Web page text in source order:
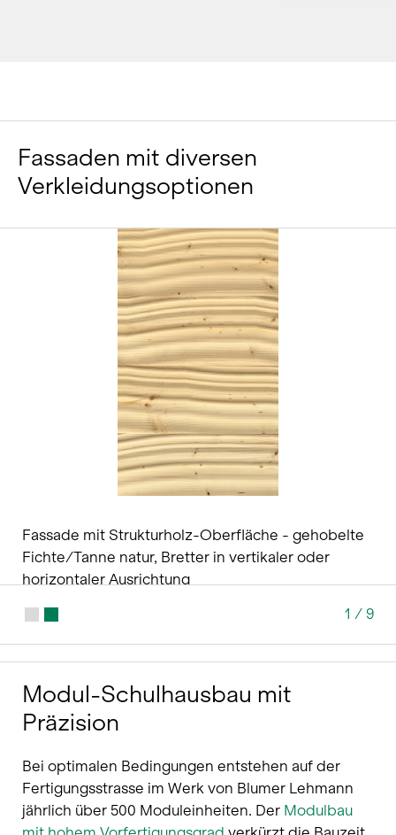
Fassaden mit diversen
Verkleidungsoptionen
1 / 9
Fassade mit Strukturholz-Oberfläche - gehobelte
Fichte/Tanne natur, Bretter in vertikaler oder
horizontaler Ausrichtung
Modul-Schulhausbau mit
Präzision
Bei optimalen Bedingungen entstehen auf der
Fertigungsstrasse im Werk von Blumer Lehmann
jährlich über 500 Moduleinheiten. Der Modulbau